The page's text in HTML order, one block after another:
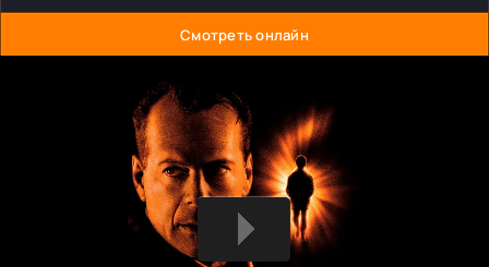
Смотреть онлайн